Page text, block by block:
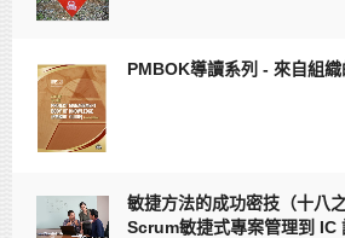
PMBOK導讀系列 - 來自組
敏捷方法的成功密技（十八
Scrum敏捷式專案管理到 IC